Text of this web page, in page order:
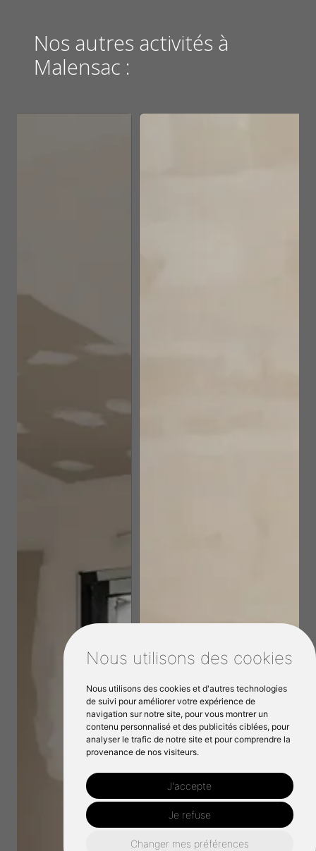
Nous utilisons des cookies
Nous utilisons des cookies et d'autres technologies
de suivi pour améliorer votre expérience de
navigation sur notre site, pour vous montrer un
contenu personnalisé et des publicités ciblées, pour
analyser le trafic de notre site et pour comprendre la
provenance de nos visiteurs.
J'accepte
Je refuse
Changer mes préférences
Nos autres activités à
Malensac :